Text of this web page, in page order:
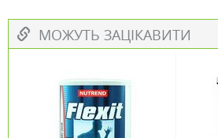
МОЖУТЬ ЗАЦІКАВИТИ